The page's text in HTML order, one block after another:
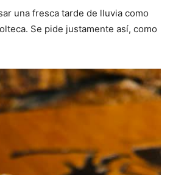
una fresca tarde de lluvia como
Se pide justamente así, como